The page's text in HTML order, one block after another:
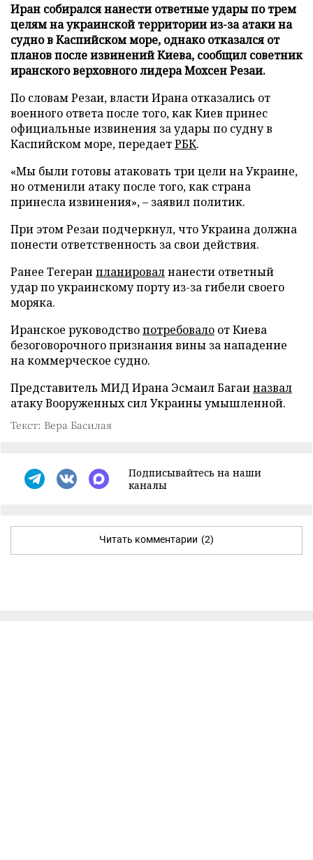
Иран собирался нанести ответные удары по трем
целям на украинской территории из-за атаки на
судно в Каспийском море, однако отказался от
планов после извинений Киева, сообщил советник
иранского верховного лидера Мохсен Резаи.
По словам Резаи, власти Ирана отказались от
военного ответа после того, как Киев принес
официальные извинения за удары по судну в
Каспийском море, передаетРБК.
«Мы были готовы атаковать три цели на Украине,
но отменили атаку после того, как страна
принесла извинения», – заявил политик.
При этом Резаи подчеркнул, что Украина должна
понести ответственность за свои действия.
Ранее Тегеран планировалнанести ответный
удар по украинскому порту из-за гибели своего
моряка.
Иранское руководствопотребовало от Киева
безоговорочного признания вины за нападение
на коммерческое судно.
Представитель МИД Ирана Эсмаил Багаиназвал
атаку Вооруженных сил Украины умышленной.
Текст: Вера Басилая
Подписывайтесь на наши
каналы
Читать комментарии (2)